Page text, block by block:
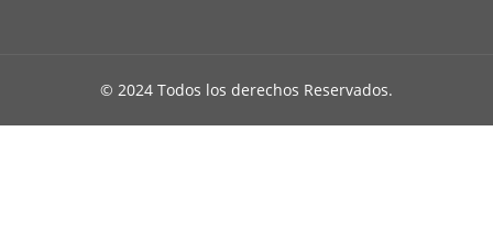
© 2024 Todos los derechos Reservados.